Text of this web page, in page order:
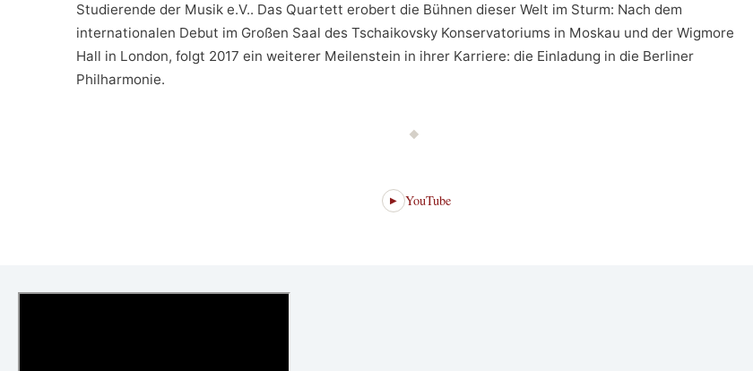
Studierende der Musik e.V.. Das Quartett erobert die Bühnen dieser Welt im Sturm: Nach dem
internationalen Debut im Großen Saal des Tschaikovsky Konservatoriums in Moskau und der Wigmore
Hall in London, folgt 2017 ein weiterer Meilenstein in ihrer Karriere: die Einladung in die Berliner
Philharmonie.
▶ YouTube